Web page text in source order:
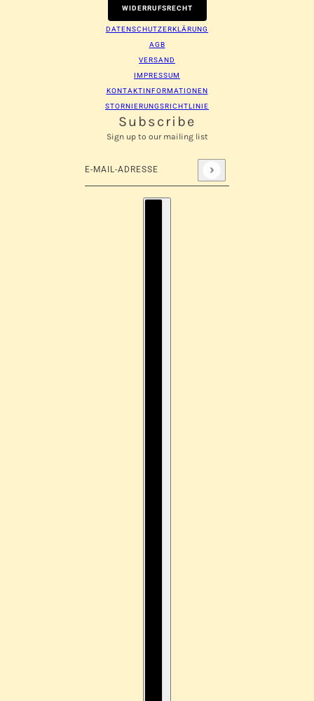
WIDERRUFSRECHT
DATENSCHUTZERKLÄRUNG
AGB
VERSAND
IMPRESSUM
KONTAKTINFORMATIONEN
STORNIERUNGSRICHTLINIE
Subscribe
Sign up to our mailing list
E-Mail-Adresse
Diese Website ist durch hCaptcha geschützt und es
Länderauswahl